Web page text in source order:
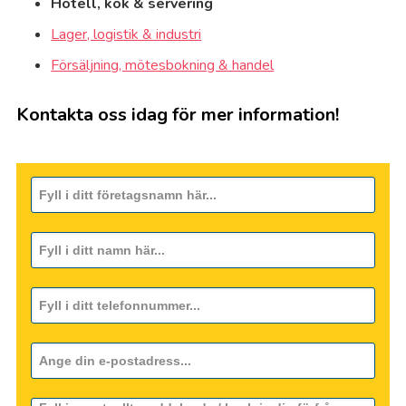
Lager, logistik & industri
Försäljning, mötesbokning & handel
Kontakta oss idag för mer information!